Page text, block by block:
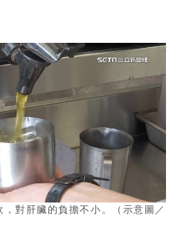
對肝臟的負擔不小。（示意圖／